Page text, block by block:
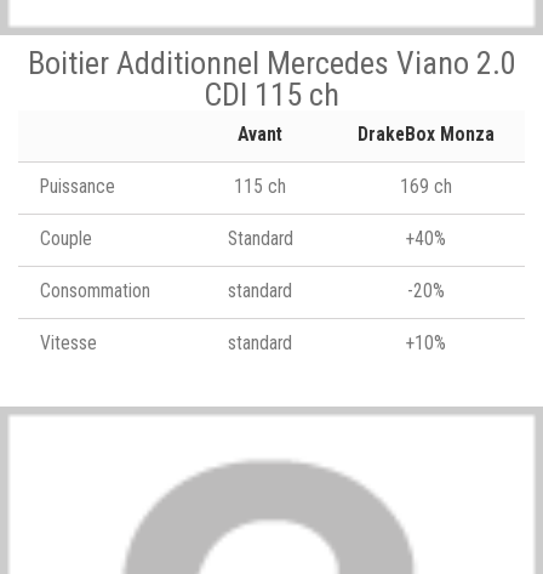
Boitier Additionnel Mercedes Viano 2.0
CDI 115 ch
Avant DrakeBox Monza
Puissance 115 ch 169 ch
Couple Standard +40%
Consommation standard -20%
Vitesse standard +10%